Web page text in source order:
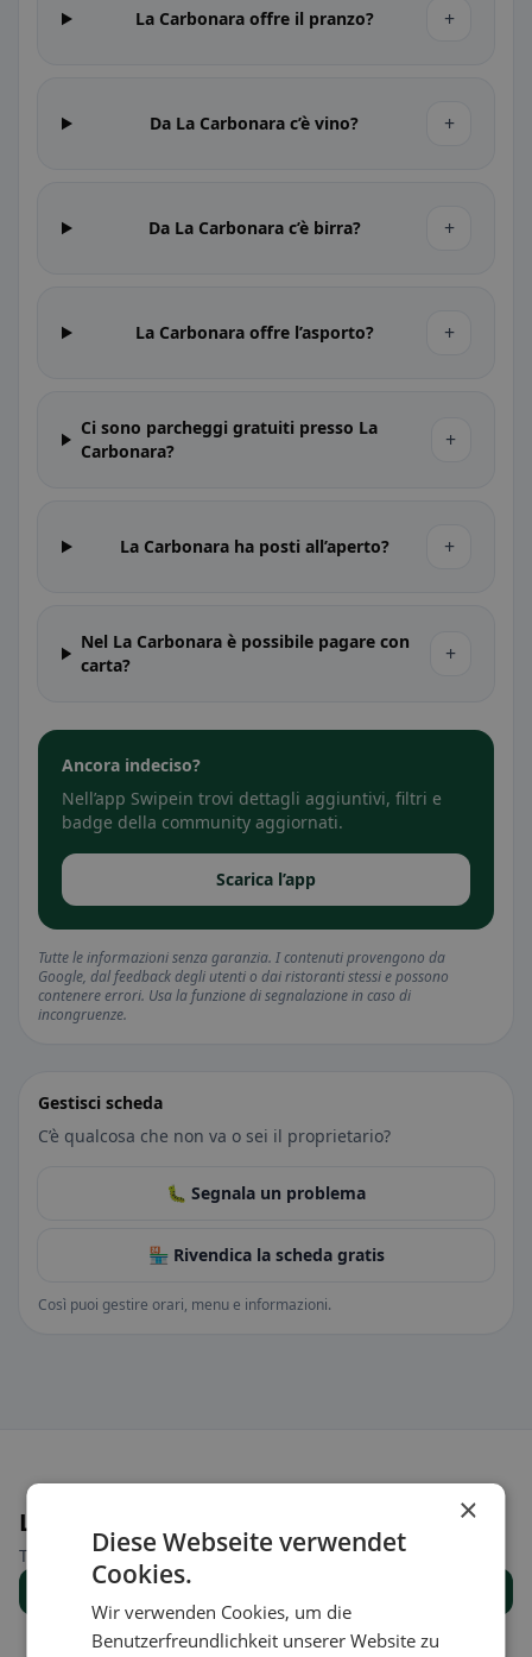
La Carbonara offre il pranzo? +
Da La Carbonara c’è vino? +
Da La Carbonara c’è birra? +
La Carbonara offre l’asporto? +
Ci sono parcheggi gratuiti presso La
Carbonara?
+
La Carbonara ha posti all’aperto? +
Nel La Carbonara è possibile pagare con
carta?
+
Ancora indeciso?
Nell’app Swipein trovi dettagli aggiuntivi, filtri e
badge della community aggiornati.
Scarica l’app
Tutte le informazioni senza garanzia. I contenuti provengono da
Google, dal feedback degli utenti o dai ristoranti stessi e possono
contenere errori. Usa la funzione di segnalazione in caso di
incongruenze.
Gestisci scheda
C’è qualcosa che non va o sei il proprietario?
🐛 Segnala un problema
🏪 Rivendica la scheda gratis
Così puoi gestire orari, menu e informazioni.
Luoghi nelle vicinanze
Trova il luogo giusto per la tua ricerca di ristoranti.
Mostra tutti i luoghi
×
Diese Webseite verwendet
Cookies.
Wir verwenden Cookies, um die
Benutzerfreundlichkeit unserer Website zu